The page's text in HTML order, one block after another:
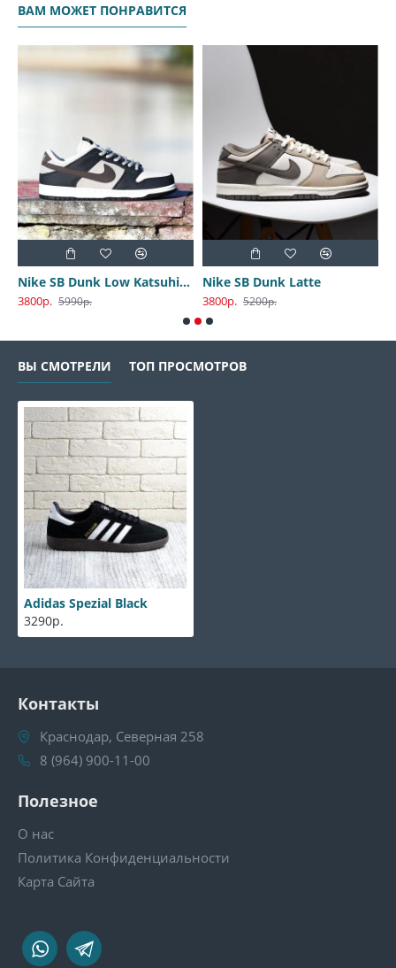
ВАМ МОЖЕТ ПОНРАВИТСЯ
Nike SB Dunk Low Katsuhiro Otomo
3800р. 5990р.
Nike SB Dunk Latte
3800р. 5200р.
ВЫ СМОТРЕЛИ ТОП ПРОСМОТРОВ
Adidas Spezial Black
3290р.
Контакты
Краснодар, Северная 258
8 (964) 900-11-00
Полезное
О нас
Политика Конфиденциальности
Карта Сайта